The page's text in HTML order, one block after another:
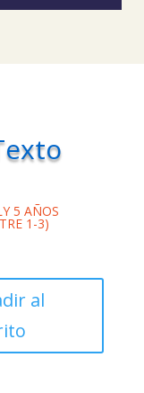
5 AÑOS
1-3)
al